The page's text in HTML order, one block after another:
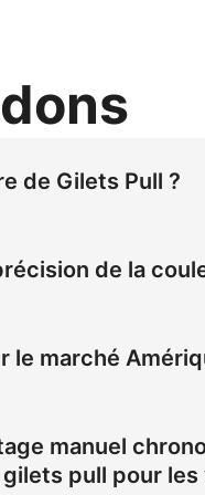
de Gilets Pull ?
studio doux
directement au
de la
l'aspect plastique
marché
créent une
manuel
pull pour les